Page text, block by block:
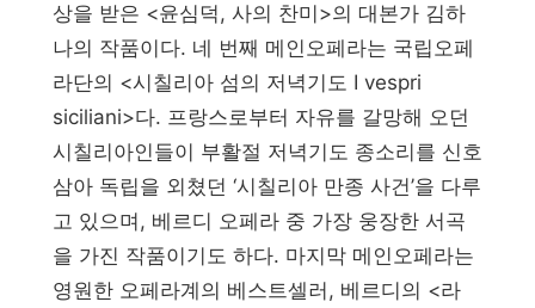
상을 받은 <윤심덕, 사의 찬미>의 대본가 김하
나의 작품이다. 네 번째 메인오페라는 국립오페
라단의 <시칠리아 섬의 저녁기도 I vespri
siciliani>다. 프랑스로부터 자유를 갈망해 오던
시칠리아인들이 부활절 저녁기도 종소리를 신호
삼아 독립을 외쳤던 ‘시칠리아 만종 사건’을 다루
고 있으며, 베르디 오페라 중 가장 웅장한 서곡
을 가진 작품이기도 하다. 마지막 메인오페라는
영원한 오페라계의 베스트셀러, 베르디의 <라